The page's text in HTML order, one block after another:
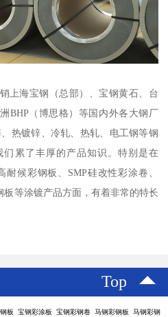
上海宝钢（总部）、宝钢黄石、台
BHP（博思格）等国内外各大钢厂
热镀锌、冷轧、热轧、电工钢等钢
累了丰厚的产品知识。特别是在
耐候彩钢板、SMP硅改性彩涂卷、
板等涂镀产品方面，有着非常的特长
Top
板 宝钢彩涂板 宝钢彩钢卷 马钢彩钢板 马钢彩钢